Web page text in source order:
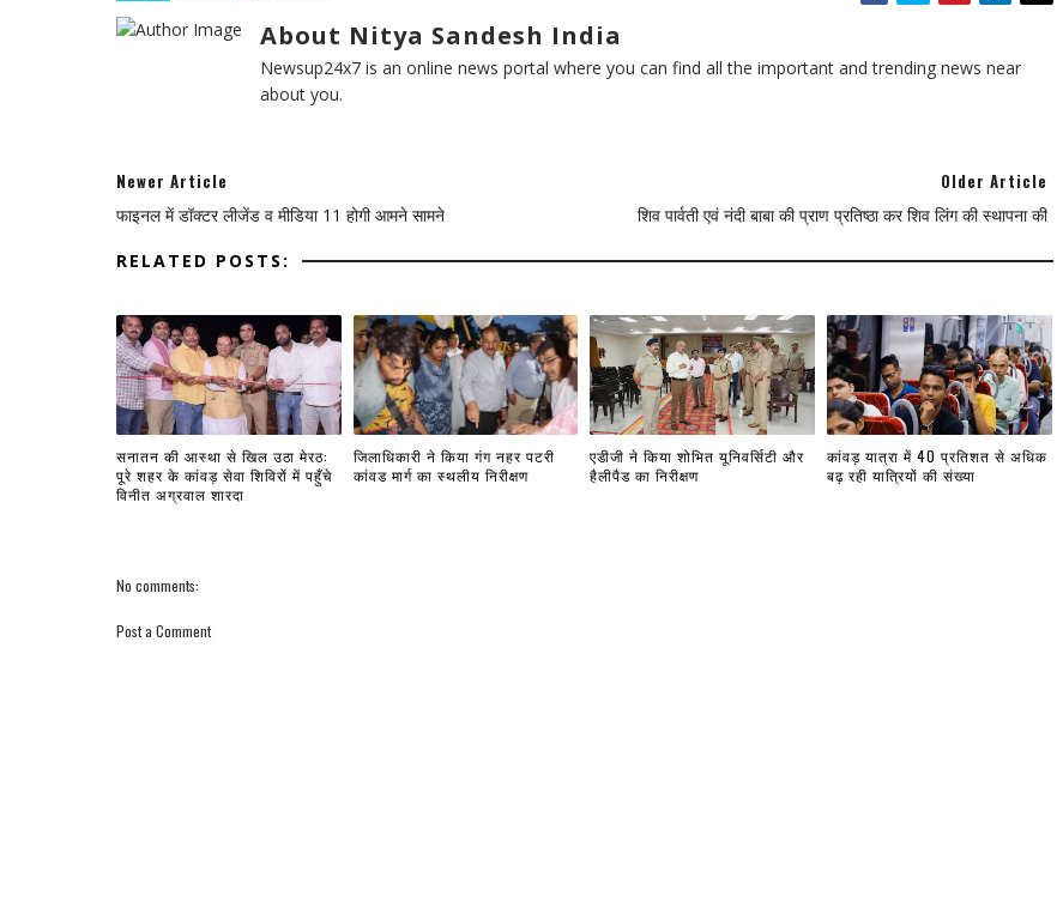
About Nitya Sandesh India
Newsup24x7 is an online news portal where you can find all the important and trending news near
about you.
Newer Article
फाइनल में डॉक्टर लीजेंड व मीडिया 11 होगी आमने सामने
Older Article
शिव पार्वती एवं नंदी बाबा की प्राण प्रतिष्ठा कर शिव लिंग की स्थापना की
RELATED POSTS:
सनातन की आस्था से खिल उठा मेरठ:
पूरे शहर के कांवड़ सेवा शिविरों में पहुँचे
विनीत अग्रवाल शारदा
जिलाधिकारी ने किया गंग नहर पटरी
कांवड मार्ग का स्थलीय निरीक्षण
एडीजी ने किया शोभित यूनिवर्सिटी और
हैलीपैड का निरीक्षण
कांवड़ यात्रा में 40 प्रतिशत से अधिक
बढ़ रही यात्रियों की संख्या
No comments:
Post a Comment